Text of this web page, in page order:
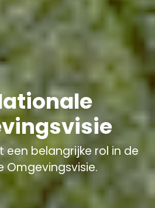
een belangrijke rol in de
Omgevingsvisie.